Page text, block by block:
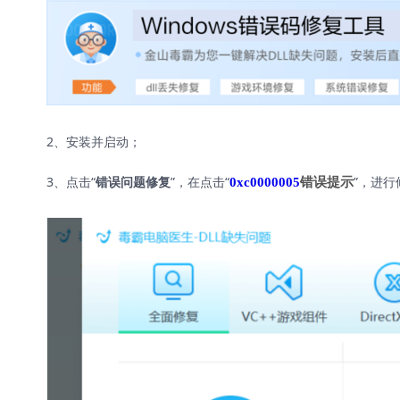
2、安装并启动；
3、点击“错误问题修复”，在点击“0xc0000005错误提示”，进